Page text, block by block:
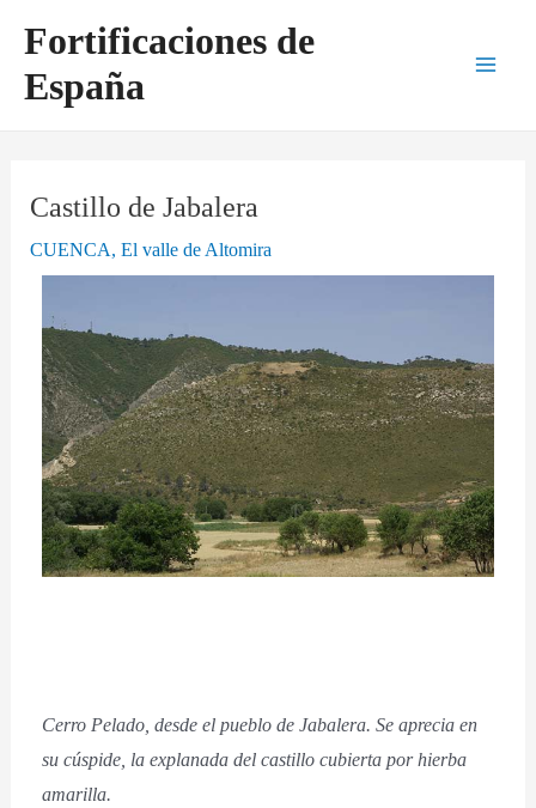
contenido
Fortificaciones de
España
Castillo de Jabalera
CUENCA,El valle de Altomira
Cerro Pelado, desde el pueblo de Jabalera. Se aprecia en
su cúspide, la explanada del castillo cubierta por hierba
amarilla.
de
entradas